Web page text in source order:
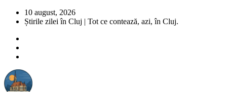
10 august, 2026
Știrile zilei în Cluj | Tot ce contează, azi, în Cluj.